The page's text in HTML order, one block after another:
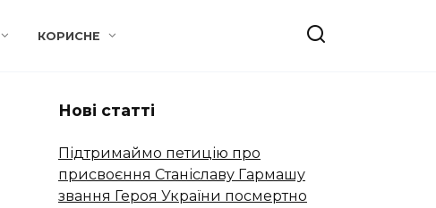
КОРИСНЕ
Нові статті
Підтримаймо петицію про
присвоєння Станіславу Гармашу
звання Героя України посмертно